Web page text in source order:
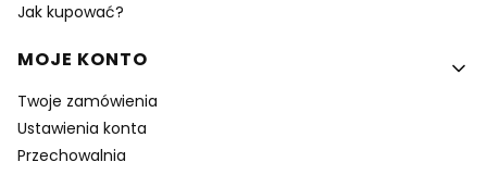
Jak kupować?
MOJE KONTO
Twoje zamówienia
Ustawienia konta
Przechowalnia